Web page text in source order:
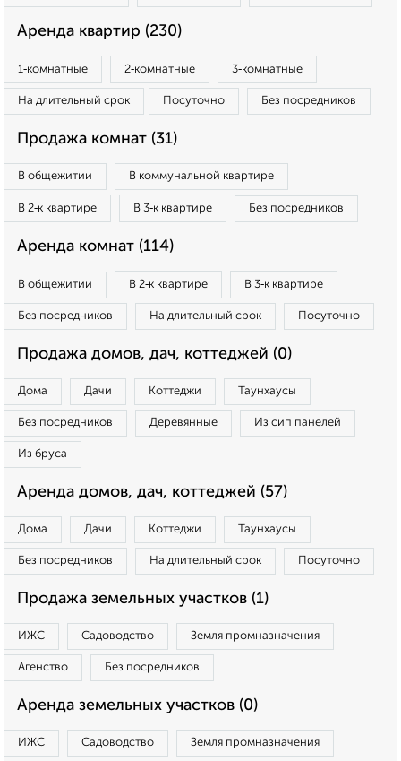
Аренда квартир (230)
1‑комнатные 2‑комнатные 3‑комнатные
На длительный срок Посуточно Без посредников
Продажа комнат (31)
В общежитии В коммунальной квартире
В 2‑к квартире В 3‑к квартире Без посредников
Аренда комнат (114)
В общежитии В 2‑к квартире В 3‑к квартире
Без посредников На длительный срок Посуточно
Продажа домов, дач, коттеджей (0)
Дома Дачи Коттеджи Таунхаусы
Без посредников Деревянные Из сип панелей
Из бруса
Аренда домов, дач, коттеджей (57)
Дома Дачи Коттеджи Таунхаусы
Без посредников На длительный срок Посуточно
Продажа земельных участков (1)
ИЖС Садоводство Земля промназначения
Агенство Без посредников
Аренда земельных участков (0)
ИЖС Садоводство Земля промназначения